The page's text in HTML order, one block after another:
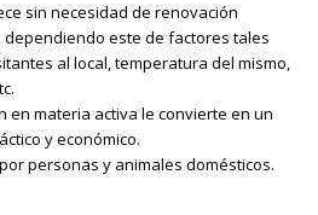
sin necesidad de renovación
este de factores tales
al local, temperatura del mismo,
en materia activa le convierte en un
y económico.
personas y animales domésticos.